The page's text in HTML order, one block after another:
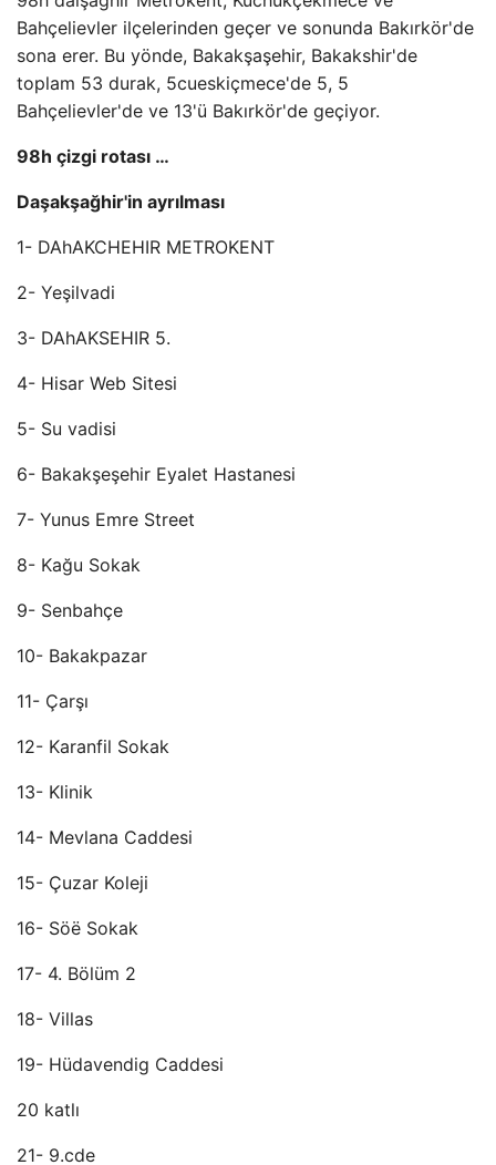
Bahçelievler ilçelerinden geçer ve sonunda Bakırkör'de
sona erer. Bu yönde, Bakakşaşehir, Bakakshir'de
toplam 53 durak, 5cueskiçmece'de 5, 5
Bahçelievler'de ve 13'ü Bakırkör'de geçiyor.
98h çizgi rotası …
Daşakşağhir'in ayrılması
1- DAhAKCHEHIR METROKENT
2- Yeşilvadi
3- DAhAKSEHIR 5.
4- Hisar Web Sitesi
5- Su vadisi
6- Bakakşeşehir Eyalet Hastanesi
7- Yunus Emre Street
8- Kağu Sokak
9- Senbahçe
10- Bakakpazar
11- Çarşı
12- Karanfil Sokak
13- Klinik
14- Mevlana Caddesi
15- Çuzar Koleji
16- Söë Sokak
17- 4. Bölüm 2
18- Villas
19- Hüdavendig Caddesi
20 katlı
21- 9.cde